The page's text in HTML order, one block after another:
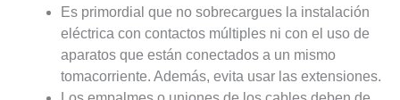
Es primordial que no sobrecargues la instalación
eléctrica con contactos múltiples ni con el uso de
aparatos que están conectados a un mismo
tomacorriente. Además, evita usar las extensiones.